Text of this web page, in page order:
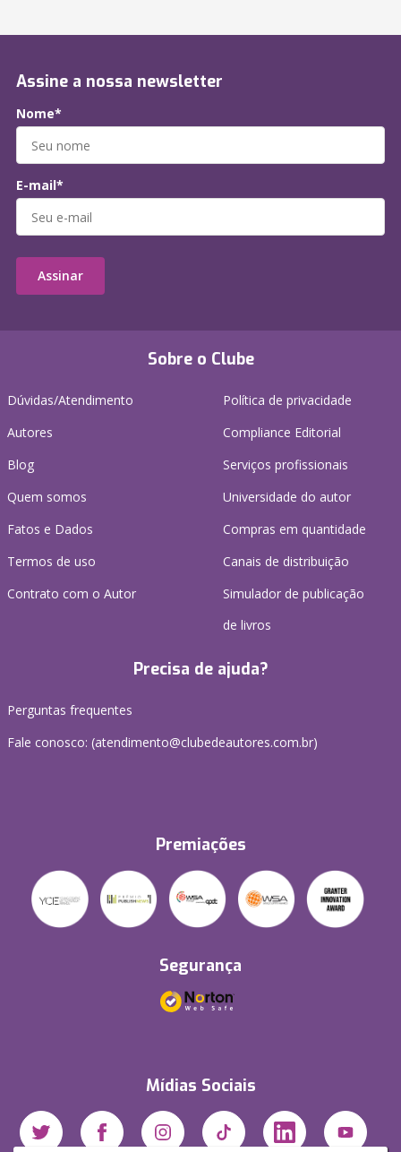
Sobre o Clube
Dúvidas/Atendimento
Autores
Blog
Quem somos
Fatos e Dados
Termos de uso
Contrato com o Autor
Política de privacidade
Compliance Editorial
Serviços profissionais
Universidade do autor
Compras em quantidade
Canais de distribuição
Simulador de publicação
de livros
Precisa de ajuda?
Perguntas frequentes
Fale conosco: (atendimento@clubedeautores.com.br)
Premiações
Segurança
Mídias Sociais
Assine a nossa newsletter
Nome*
E-mail*
Assinar